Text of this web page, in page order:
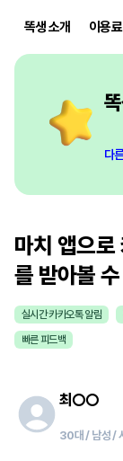
똑생 소개 이용
다
마치 앱으로
를 받아볼
실시간 카카오톡 알림
빠른 피드백
최○○
30대 / 남성 /